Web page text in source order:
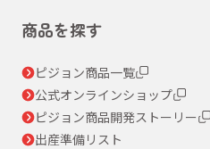
商品を探す
ピジョン商品一覧
公式オンラインショップ
ピジョン商品開発ストーリー
出産準備リスト